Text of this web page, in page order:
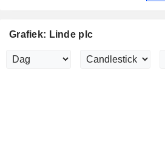
Grafiek: Linde plc